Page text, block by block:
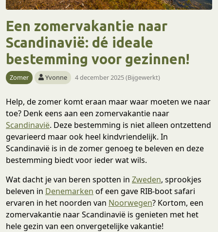
Een zomervakantie naar
Scandinavië: dé ideale
bestemming voor gezinnen!
Zomer Yvonne 4 december 2025 (Bijgewerkt)
Help, de zomer komt eraan maar waar moeten we naar
toe? Denk eens aan een zomervakantie naar
Scandinavië. Deze bestemming is niet alleen ontzettend
gevarieerd maar ook heel kindvriendelijk. In
Scandinavië is in de zomer genoeg te beleven en deze
bestemming biedt voor ieder wat wils.
Wat dacht je van beren spotten in Zweden, sprookjes
beleven in Denemarken of een gave RIB-boot safari
ervaren in het noorden van Noorwegen? Kortom, een
zomervakantie naar Scandinavië is genieten met het
hele gezin van een onvergetelijke vakantie!